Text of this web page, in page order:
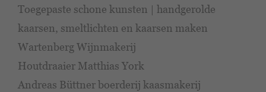
Toegepaste schone kunsten | handgerolde
kaarsen, smeltlichten en kaarsen maken
Wartenberg Wijnmakerij
Houtdraaier Matthias York
Andreas Büttner boerderij kaasmakerij